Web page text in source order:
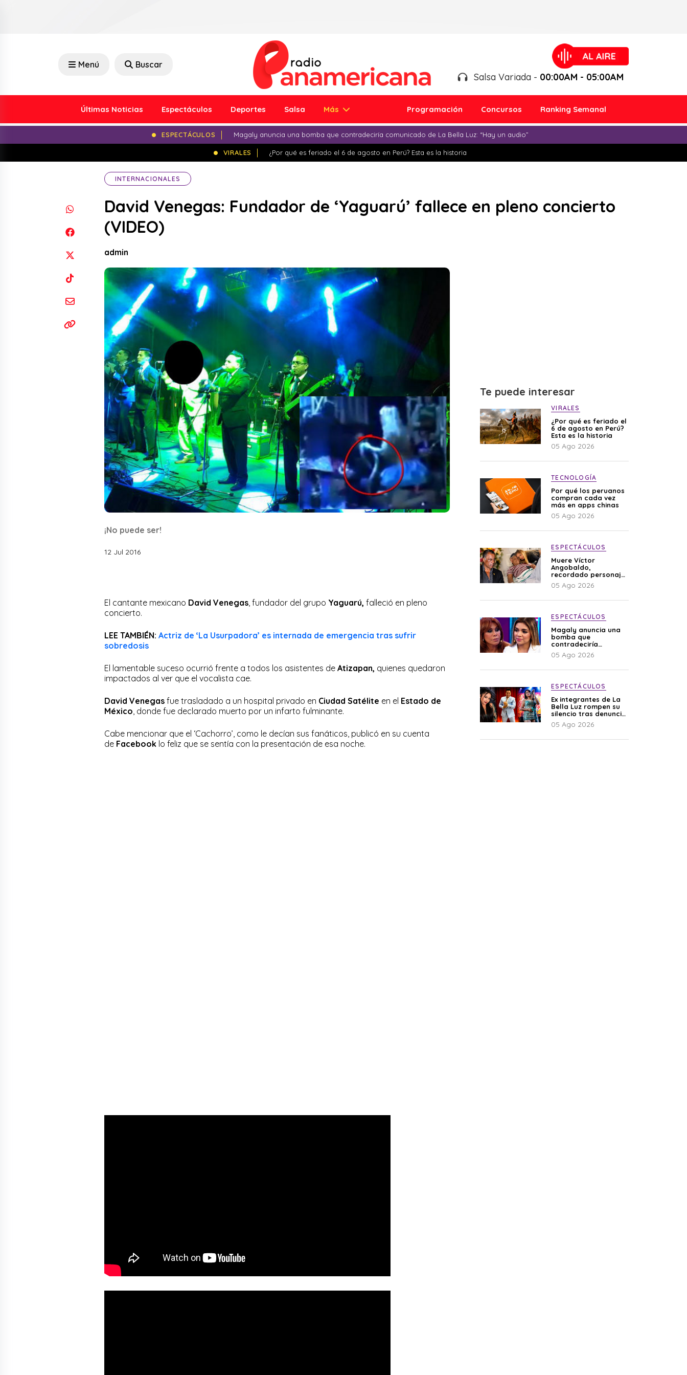
Menú Buscar
Salsa Variada - 00:00AM - 05:00AM
Últimas Noticias Espectáculos Deportes Salsa Más Programación Concursos Ranking Semanal
ESPECTÁCULOS Magaly anuncia una bomba que contradeciría comunicado de La Bella Luz: “Hay un audio”
VIRALES ¿Por qué es feriado el 6 de agosto en Perú? Esta es la historia
INTERNACIONALES
David Venegas: Fundador de ‘Yaguarú’ fallece en pleno concierto
(VIDEO)
admin
¡No puede ser!
12 Jul 2016
El cantante mexicano David Venegas , fundador del grupo Yaguarú, falleció en pleno
concierto.
LEE TAMBIÉN: Actriz de ‘La Usurpadora’ es internada de emergencia tras sufrir
sobredosis
El lamentable suceso ocurrió frente a todos los asistentes de Atizapan, quienes quedaron
impactados al ver que el vocalista cae.
David Venegas fue trasladado a un hospital privado en Ciudad Satélite en el Estado de
México , donde fue declarado muerto por un infarto fulminante.
Cabe mencionar que el ‘Cachorro’, como le decían sus fanáticos, publicó en su cuenta
de Facebook lo feliz que se sentía con la presentación de esa noche.
Te puede interesar
VIRALES
¿Por qué es feriado el
6 de agosto en Perú?
Esta es la historia
05 Ago 2026
TECNOLOGÍA
Por qué los peruanos
compran cada vez
más en apps chinas
05 Ago 2026
ESPECTÁCULOS
Muere Víctor
Angobaldo,
recordado personaje
de la farándula y
expareja de Shirley
05 Ago 2026
ESPECTÁCULOS
Magaly anuncia una
bomba que
contradeciría
comunicado de La
Bella Luz: “Hay un
05 Ago 2026
ESPECTÁCULOS
Ex integrantes de La
Bella Luz rompen su
silencio tras denuncia
de Naldy: “Todo el
mundo lo sabía”
05 Ago 2026